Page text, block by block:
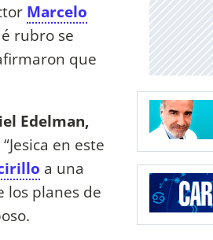
Marcelo
rubro se
que
Edelman,
en este
a una
los planes de